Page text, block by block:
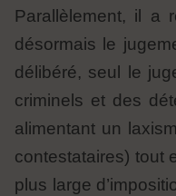
Parallèlement, il a
désormais le
délibéré, seul le
criminels et des
alimentant un
contestataires) tout
plus large